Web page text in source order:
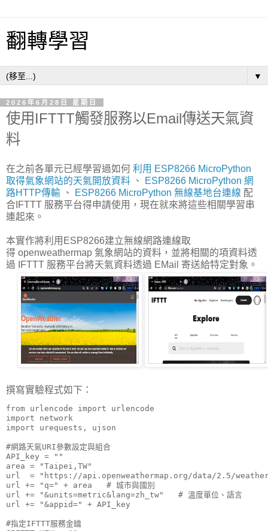
翻轉學習
▼
2026年6月28日 星期日
使用IFTTT觸發服務以Email傳送天氣資
料
在之前各單元已經學習過如何 利用 ESP8266 MicroPython
取得氣象網站的天氣開放資料 、
ESP8266 MicroPython 網
路HTTP傳輸 、 ESP8266 MicroPython 無線基地台連線 配
合IFTTT 服務平台得申請使用，現在就來將這些相關學習串
連起來。
本實作將利用ESP8266建立無線網路連線取
得 openweathermap 氣象網站的資料，並將相關的項資料透
過 IFTTT 服務平台將天氣資料透過 EMail 寄送給特定對象。
撰寫實驗程式如下：
from urlencode import urlencode
import network
import urequests, ujson
#網路天氣URI參數設定與組合
API_key = " "
area = "Taipei,TW"
url  = "https://api.openweathermap.org/data/2.5/
url += "q=" + area   # 城市與國別
url += "&units=metric&lang=zh_tw"   # 溫度單位、語言
url += "&appid=" + API_key
#指定IFTTT服務金鑰